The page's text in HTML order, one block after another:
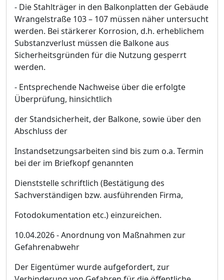
- Die Stahlträger in den Balkonplatten der Gebäude
Wrangelstraße 103– 107 müssen näher untersucht
werden. Bei stärkerer Korrosion, d.h. erheblichem
Substanzverlust müssen die Balkone aus
Sicherheitsgründen für die Nutzung gesperrt
werden.
- Entsprechende Nachweise über die erfolgte
Überprüfung, hinsichtlich
der Standsicherheit, der Balkone, sowie über den
Abschluss der
Instandsetzungsarbeiten sind bis zum o.a. Termin
bei der im Briefkopf genannten
Dienststelle schriftlich (Bestätigung des
Sachverständigen bzw. ausführenden Firma,
Fotodokumentation etc.) einzureichen.
10.04.2026 - Anordnung von Maßnahmen zur
Gefahrenabwehr
Der Eigentümer wurde aufgefordert, zur